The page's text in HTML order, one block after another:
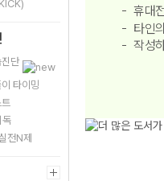
진단
타이밍
독
전N제
휴대
타인
작성